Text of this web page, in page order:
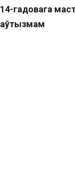
14-гадовага
аўтызмам